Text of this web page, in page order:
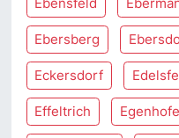
Ebensfeld
Ebersberg
Eckersdorf
Effeltrich